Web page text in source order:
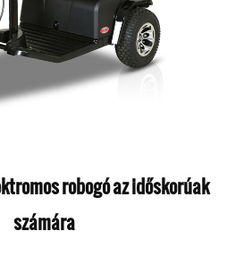
robogó az időskorúak
számára